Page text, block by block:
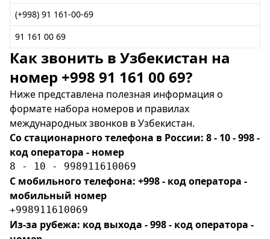
(+998) 91 161-00-69
91 161 00 69
Как звонить в Узбекистан на
номер +998 91 161 00 69?
Ниже представлена полезная информация о
формате набора номеров и правилах
международных звонков в Узбекистан.
Со стационарного телефона в России: 8 - 10 - 998 -
код оператора - номер
8 - 10 - 998911610069
С мобильного телефона: +998 - код оператора -
мобильный номер
+998911610069
Из-за рубежа: код выхода - 998 - код оператора -